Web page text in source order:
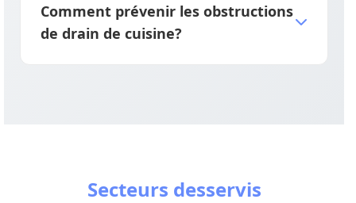
inadéquats peuvent causer des fuites, des
dégâts d'eau et des problèmes de
Comment prévenir les obstructions
de drain de cuisine?
Secteurs desservis